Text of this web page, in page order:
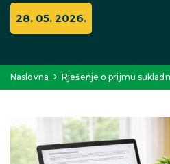
28. 05. 2026.
Naslovna Rješenje o prijmu